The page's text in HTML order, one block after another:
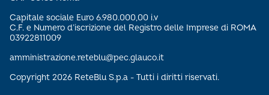
Capitale sociale Euro 6.980.000,00 i.v
C.F. e Numero d’iscrizione del Registro delle Imprese di ROMA
03922811009
amministrazione.reteblu@pec.glauco.it
Copyright 2026 ReteBlu S.p.a - Tutti i diritti riservati.